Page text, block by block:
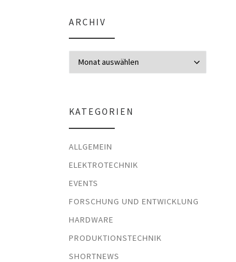
ARCHIV
KATEGORIEN
ALLGEMEIN
ELEKTROTECHNIK
EVENTS
FORSCHUNG UND ENTWICKLUNG
HARDWARE
PRODUKTIONSTECHNIK
SHORTNEWS